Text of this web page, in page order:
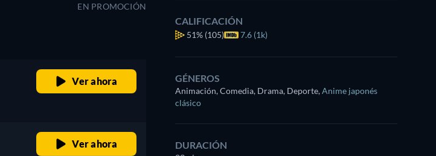
EN PROMOCIÓN
Ver ahora
Ver ahora
CALIFICACIÓN
51% (105) 7.6 (1k)
GÉNEROS
Animación, Comedia, Drama, Deporte,Anime japonés
clásico
DURACIÓN